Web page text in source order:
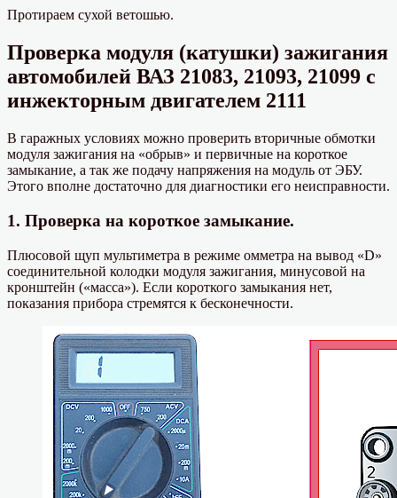
Протираем сухой ветошью.
Проверка модуля (катушки) зажигания
автомобилей ВАЗ 21083, 21093, 21099 с
инжекторным двигателем 2111
В гаражных условиях можно проверить вторичные обмотки
модуля зажигания на «обрыв» и первичные на короткое
замыкание, а так же подачу напряжения на модуль от ЭБУ.
Этого вполне достаточно для диагностики его неисправности.
1. Проверка на короткое замыкание.
Плюсовой щуп мультиметра в режиме омметра на вывод «D»
соединительной колодки модуля зажигания, минусовой на
кронштейн («масса»). Если короткого замыкания нет,
показания прибора стремятся к бесконечности.